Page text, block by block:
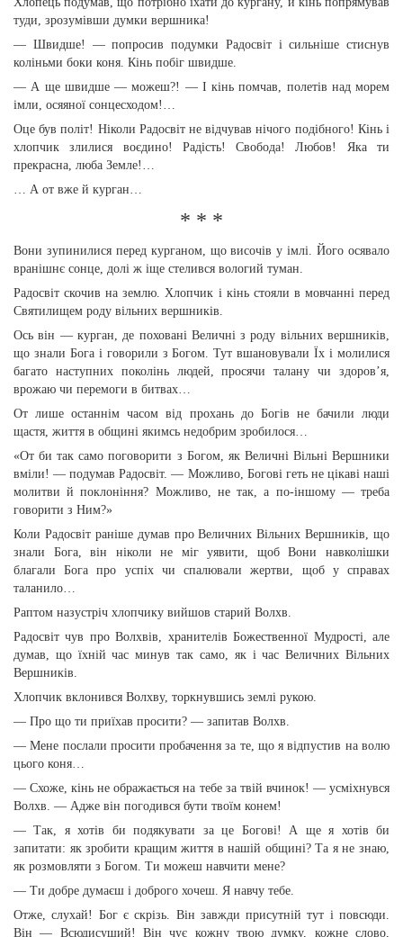
туди, зрозумівши думки вершника!
— Швидше! — попросив подумки Радосвіт і сильніше стиснув
коліньми боки коня. Кінь побіг швидше.
— А ще швидше — можеш?! — І кінь помчав, полетів над морем
імли, осяяної сонцесходом!…
Оце був політ! Ніколи Радосвіт не відчував нічого подібного! Кінь і
хлопчик злилися воєдино! Радість! Свобода! Любов! Яка ти
прекрасна, люба Земле!…
… А от вже й курган…
* * *
Вони зупинилися перед курганом, що височів у імлі. Його осявало
вранішнє сонце, долі ж іще стелився вологий туман.
Радосвіт скочив на землю. Хлопчик і кінь стояли в мовчанні перед
Святилищем роду вільних вершників.
Ось він — курган, де поховані Величні з роду вільних вершників,
що знали Бога і говорили з Богом. Тут вшановували Їх і молилися
багато наступних поколінь людей, просячи талану чи здоров’я,
врожаю чи перемоги в битвах…
От лише останнім часом від прохань до Богів не бачили люди
щастя, життя в общині якимсь недобрим зробилося…
«От би так само поговорити з Богом, як Величні Вільні Вершники
вміли! — подумав Радосвіт. — Можливо, Богові геть не цікаві наші
молитви й поклоніння? Можливо, не так, а по-іншому — треба
говорити з Ним?»
Коли Радосвіт раніше думав про Величних Вільних Вершників, що
знали Бога, він ніколи не міг уявити, щоб Вони навколішки
благали Бога про успіх чи спалювали жертви, щоб у справах
таланило…
Раптом назустріч хлопчику вийшов старий Волхв.
Радосвіт чув про Волхвів, хранителів Божественної Мудрості, але
думав, що їхній час минув так само, як і час Величних Вільних
Вершників.
Хлопчик вклонився Волхву, торкнувшись землі рукою.
— Про що ти приїхав просити? — запитав Волхв.
— Мене послали просити пробачення за те, що я відпустив на волю
цього коня…
— Схоже, кінь не ображається на тебе за твій вчинок! — усміхнувся
Волхв. — Адже він погодився бути твоїм конем!
— Так, я хотів би подякувати за це Богові! А ще я хотів би
запитати: як зробити кращим життя в нашій общині? Та я не знаю,
як розмовляти з Богом. Ти можеш навчити мене?
— Ти добре думаєш і доброго хочеш. Я навчу тебе.
Отже, слухай! Бог є скрізь. Він завжди присутній тут і повсюди.
Він — Всюдисущий! Він чує кожну твою думку, кожне слово,